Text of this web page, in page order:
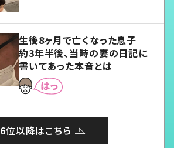
生後8ヶ月で亡くなった息子
約3年半後、当時の妻の日記に
書いてあった本音とは
6位以降はこちら